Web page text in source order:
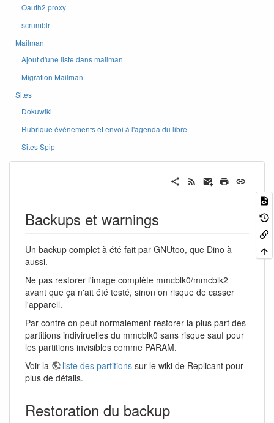
Oauth2 proxy
scrumblr
Mailman
Ajout d'une liste dans mailman
Migration Mailman
Sites
Dokuwiki
Rubrique événements et envoi à l'agenda du libre
Sites Spip
Backups et warnings
Un backup complet à été fait par GNUtoo, que Dino à
aussi.
Ne pas restorer l'image complète mmcblk0/mmcblk2
avant que ça n'ait été testé, sinon on risque de casser
l'appareil.
Par contre on peut normalement restorer la plus part des
partitions indiviruelles du mmcblk0 sans risque sauf pour
les partitions invisibles comme PARAM.
Voir la
liste des partitions sur le wiki de Replicant pour
plus de détails.
Restoration du backup